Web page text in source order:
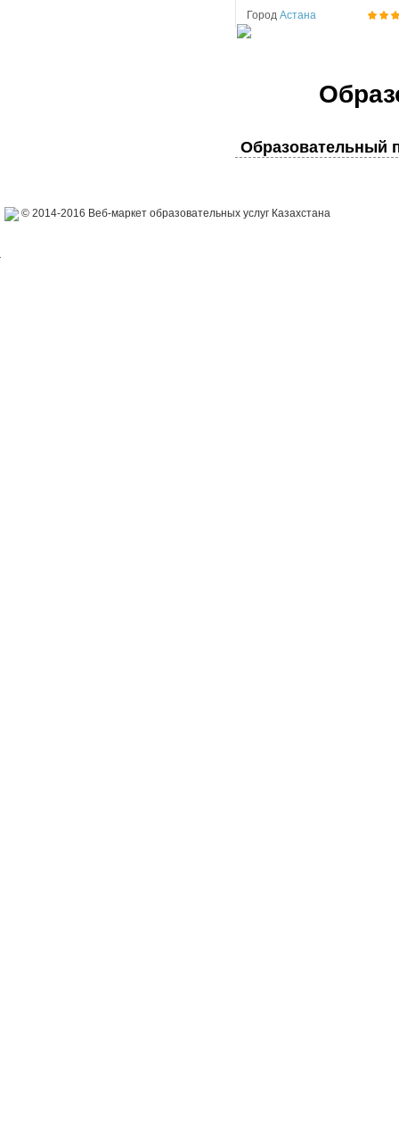
Город Астана
Образовательный
© 2014-2016 Веб-маркет образовательных услуг Казахстана